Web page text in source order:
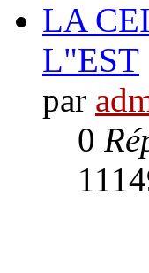
LA
L"EST
par
0